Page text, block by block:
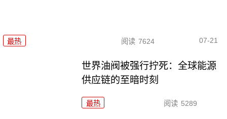
最热 阅读 7624 07-21
世界油阀被强行拧死：全球能源
供应链的至暗时刻
最热 阅读 5289